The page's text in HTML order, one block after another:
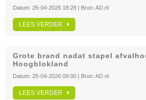
Datum: 26-04-2026 18:28 | Bron: AD.nl
LEES VERDER
Grote brand nadat stapel
Hoogblokland
Datum: 25-04-2026 09:00 | Bron: AD.nl
LEES VERDER